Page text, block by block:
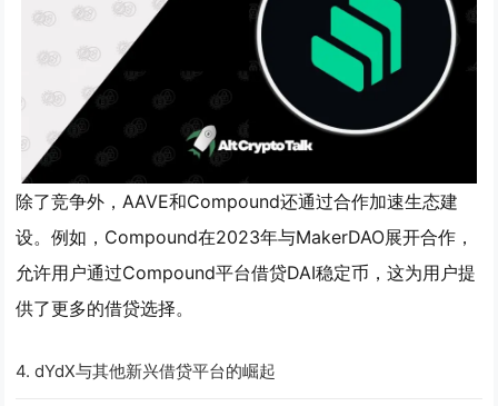
除了竞争外，AAVE和Compound还通过合作加速生态建
设。例如，Compound在2023年与MakerDAO展开合作，
允许用户通过Compound平台借贷DAI稳定币，这为用户提
供了更多的借贷选择。
4.dYdX与其他新兴借贷平台的崛起